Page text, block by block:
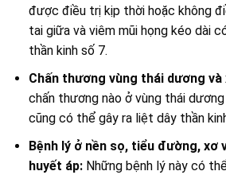
được điều trị kịp thời hoặc không
tai giữa và viêm mũi họng kéo dài
thần kinh số 7.
Chấn thương vùng thái dương và
chấn thương nào ở vùng thái
cũng có thể gây ra liệt dây thần
Bệnh lý ở nền sọ, tiểu đường, xơ
huyết áp: Những bệnh lý này có